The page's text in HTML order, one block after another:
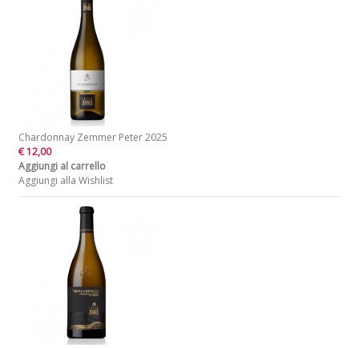
Chardonnay Zemmer Peter 2025
€ 12,00
Aggiungi al carrello
Aggiungi alla Wishlist